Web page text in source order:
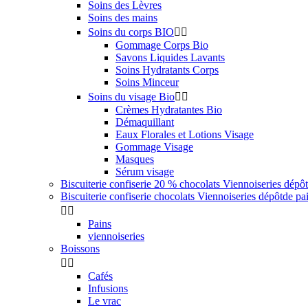
Soins des Lèvres
Soins des mains
Soins du corps BIO 
Gommage Corps Bio
Savons Liquides Lavants
Soins Hydratants Corps
Soins Minceur
Soins du visage Bio 
Crèmes Hydratantes Bio
Démaquillant
Eaux Florales et Lotions Visage
Gommage Visage
Masques
Sérum visage
Biscuiterie confiserie 20 % chocolats Viennoiseries
Biscuiterie confiserie chocolats Viennoiseries dépôtde
 
Pains
viennoiseries
Boissons
 
Cafés
Infusions
Le vrac